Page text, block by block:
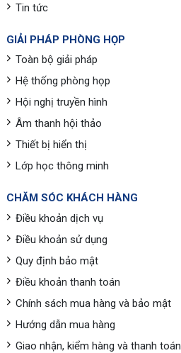
Tin tức
GIẢI PHÁP PHÒNG HỌP
Toàn bộ giải pháp
Hệ thống phòng họp
Hội nghị truyền hình
Âm thanh hội thảo
Thiết bị hiển thị
Lớp học thông minh
CHĂM SÓC KHÁCH HÀNG
Điều khoản dịch vụ
Điều khoản sử dụng
Quy định bảo mật
Điều khoản thanh toán
Chính sách mua hàng và bảo mật
Hướng dẫn mua hàng
Giao nhận, kiểm hàng và thanh toán